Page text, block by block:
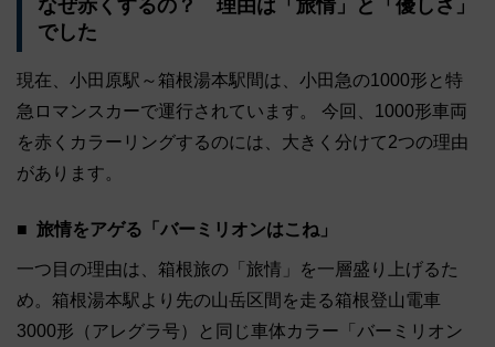
なぜ赤くするの？ 理由は「旅情」と「優しさ」
でした
現在、小田原駅～箱根湯本駅間は、小田急の1000形と特
急ロマンスカーで運行されています。 今回、1000形車両
を赤くカラーリングするのには、大きく分けて2つの理由
があります。
旅情をアゲる「バーミリオンはこね」
一つ目の理由は、箱根旅の「旅情」を一層盛り上げるた
め。箱根湯本駅より先の山岳区間を走る箱根登山電車
3000形（アレグラ号）と同じ車体カラー「バーミリオン